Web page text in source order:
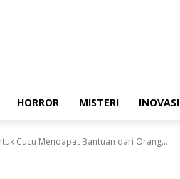
HORROR MISTERI INOVASI
Cucu Mendapat Bantuan dari Orang...